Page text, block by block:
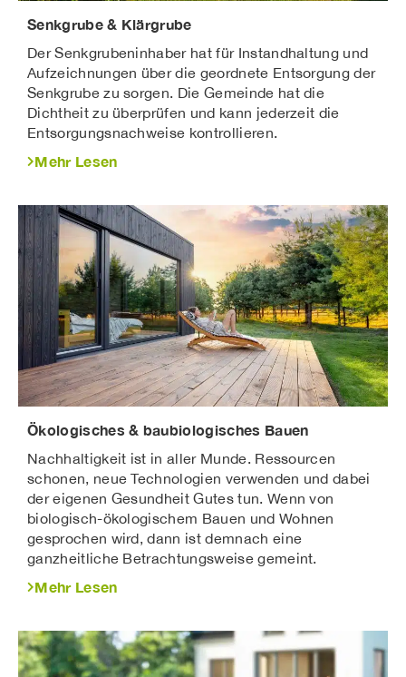
Senkgrube & Klärgrube
Der Senkgrubeninhaber hat für Instandhaltung und
Aufzeichnungen über die geordnete Entsorgung der
Senkgrube zu sorgen. Die Gemeinde hat die
Dichtheit zu überprüfen und kann jederzeit die
Entsorgungsnachweise kontrollieren.
Mehr Lesen
Ökologisches & baubiologisches Bauen
Nachhaltigkeit ist in aller Munde. Ressourcen
schonen, neue Technologien verwenden und dabei
der eigenen Gesundheit Gutes tun. Wenn von
biologisch-ökologischem Bauen und Wohnen
gesprochen wird, dann ist demnach eine
ganzheitliche Betrachtungsweise gemeint.
Mehr Lesen